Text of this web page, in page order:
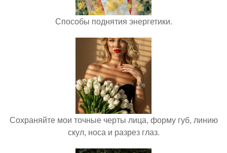
Способы поднятия энергетики.
Сохраняйте мои точные черты лица, форму губ, линию
скул, носа и разрез глаз.